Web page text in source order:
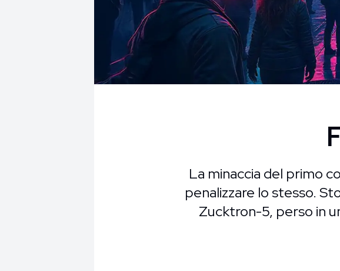
La minaccia del primo
penalizzare lo stesso.
Zucktron-5, perso in